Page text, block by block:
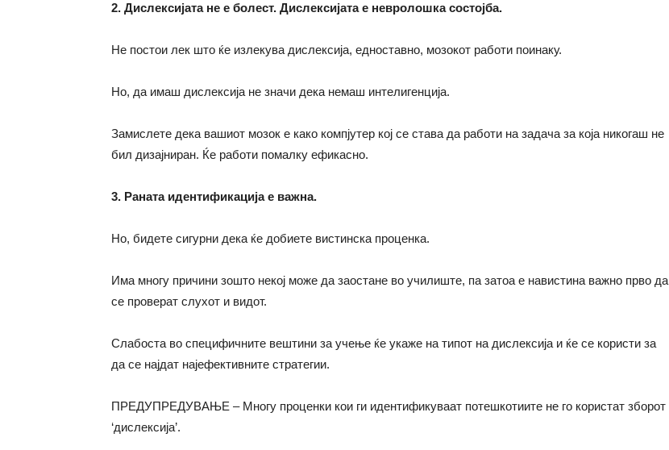
2. Дислексијата не е болест. Дислексијата е невролошка состојба.
Не постои лек што ќе излекува дислексија, едноставно, мозокот работи поинаку.
Но, да имаш дислексија не значи дека немаш интелигенција.
Замислете дека вашиот мозок е како компјутер кој се става да работи на задача за која никогаш не
бил дизајниран. Ќе работи помалку ефикасно.
3. Раната идентификација е важна.
Но, бидете сигурни дека ќе добиете вистинска проценка.
Има многу причини зошто некој може да заостане во училиште, па затоа е навистина важно прво да
се проверат слухот и видот.
Слабоста во специфичните вештини за учење ќе укаже на типот на дислексија и ќе се користи за
да се најдат најефективните стратегии.
ПРЕДУПРЕДУВАЊЕ – Многу проценки кои ги идентификуваат потешкотиите не го користат зборот
‘дислексија’.